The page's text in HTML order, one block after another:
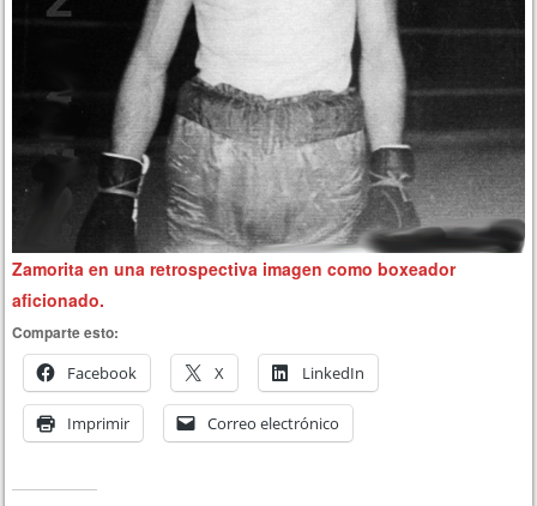
Zamorita en una retrospectiva imagen como boxeador
aficionado.
Comparte esto:
Facebook
X LinkedIn
Imprimir Correo electrónico